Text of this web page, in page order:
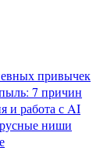
привычек
7 причин
и работа с AI
ниши